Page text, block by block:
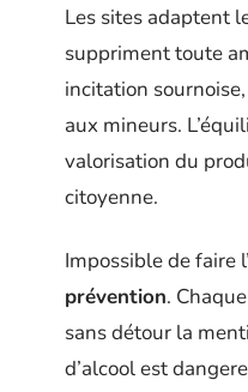
Les sites adaptent
suppriment toute
incitation
aux mineurs.
valorisation du
citoyenne.
Impossible de faire
prévention.
sans détour la
d’alcool est